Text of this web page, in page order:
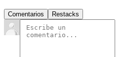
Comentarios Restacks